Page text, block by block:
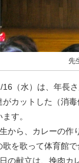
先
16（水）は、年長
がカットした（消
ます。
から、カレーの作
歌を歌って体育館で
の献立は、挽肉カ